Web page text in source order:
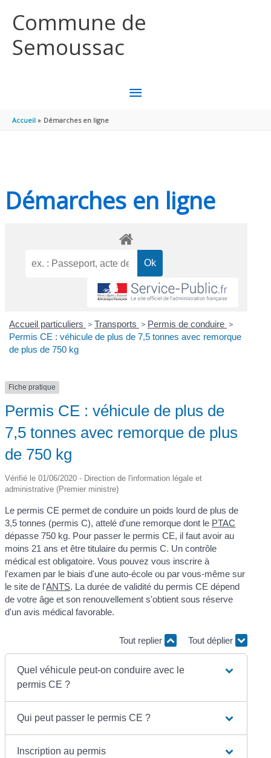
Commune de
Semoussac
MENU
Accueil Démarches en ligne
Démarches en ligne
Accueil particuliers > Transports > Permis de conduire >
Permis CE : véhicule de plus de 7,5 tonnes avec remorque
de plus de 750 kg
Fiche pratique
Permis CE : véhicule de plus de
7,5 tonnes avec remorque de plus
de 750 kg
Vérifié le 01/06/2020 - Direction de l'information légale et
administrative (Premier ministre)
Le permis CE permet de conduire un poids lourd de plus de
3,5 tonnes (permis C), attelé d'une remorque dont le PTAC
dépasse 750 kg. Pour passer le permis CE, il faut avoir au
moins 21 ans et être titulaire du permis C. Un contrôle
médical est obligatoire. Vous pouvez vous inscrire à
l'examen par le biais d'une auto-école ou par vous-même sur
le site de l'ANTS. La durée de validité du permis CE dépend
de votre âge et son renouvellement s'obtient sous réserve
d'un avis médical favorable.
Tout replier Tout déplier
Quel véhicule peut-on conduire avec le
permis CE ?
Qui peut passer le permis CE ?
Inscription au permis